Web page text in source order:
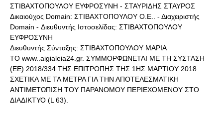
ΣΤΙΒΑΧΤΟΠΟΥΛΟΥ ΕΥΦΡΟΣΥΝΗ - ΣΤΑΥΡΙΔΗΣ ΣΤΑΥΡΟΣ
Δικαιούχος Domain: ΣΤΙΒΑΧΤΟΠΟΥΛΟΥ Ο.Ε.. - Διαχειριστής
Domain - Διευθυντής Ιστοσελίδας: ΣΤΙΒΑΧΤΟΠΟΥΛΟΥ
ΕΥΦΡΟΣΥΝΗ
Διευθυντής Σύνταξης: ΣΤΙΒΑΧΤΟΠΟΥΛΟΥ ΜΑΡΙΑ
ΤΟ www..aigialeia24.gr. ΣΥΜΜΟΡΦΩΝΕΤΑΙ ΜΕ ΤΗ ΣΥΣΤΑΣΗ
(ΕΕ) 2018/334 ΤΗΣ ΕΠΙΤΡΟΠΗΣ ΤΗΣ 1ΗΣ ΜΑΡΤΙΟΥ 2018
ΣΧΕΤΙΚΑ ΜΕ ΤΑ ΜΕΤΡΑ ΓΙΑ ΤΗΝ ΑΠΟΤΕΛΕΣΜΑΤΙΚΗ
ΑΝΤΙΜΕΤΩΠΙΣΗ ΤΟΥ ΠΑΡΑΝΟΜΟΥ ΠΕΡΙΕΧΟΜΕΝΟΥ ΣΤΟ
ΔΙΑΔΙΚΤΥΟ (L 63).